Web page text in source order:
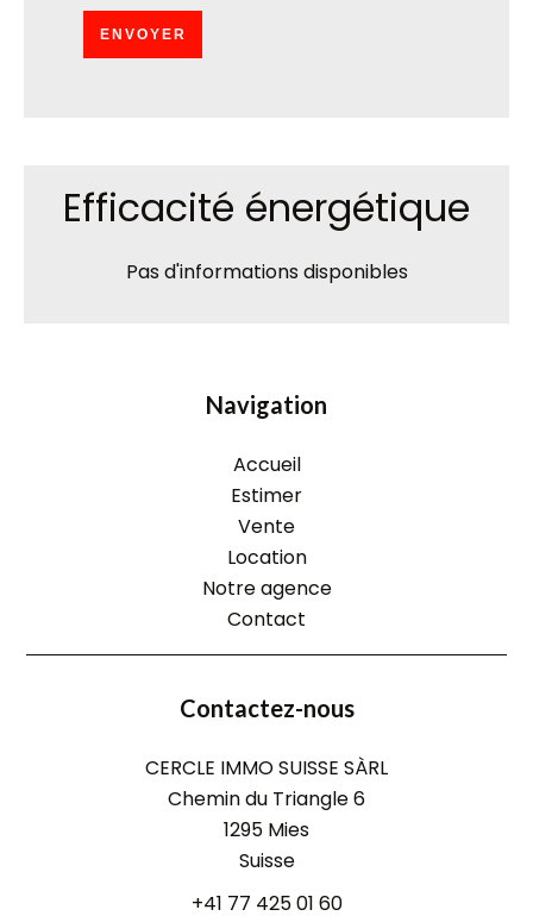
ENVOYER
Efficacité énergétique
Pas d'informations disponibles
Navigation
Accueil
Estimer
Vente
Location
Notre agence
Contact
Contactez-nous
CERCLE IMMO SUISSE SÀRL
Chemin du Triangle 6
1295 Mies
Suisse
+41 77 425 01 60